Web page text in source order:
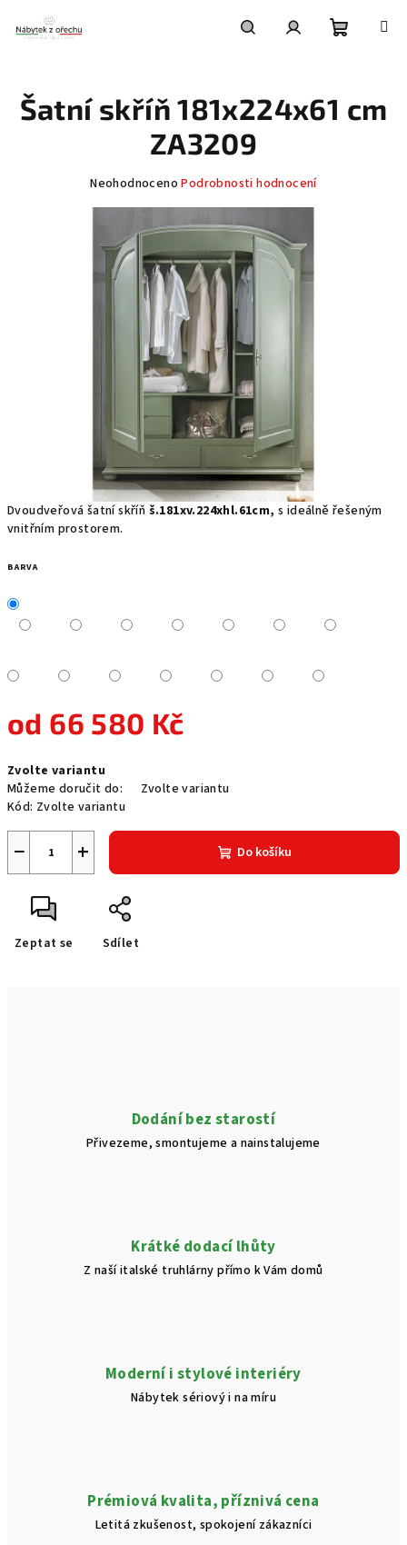
obsah
košík
Dvoudveřová šatní skříň š.181xv.224xhl.61cm, s ideálně řešeným
vnitřním prostorem.
BARVA
od 66 580 Kč
cena:
Zvolte variantu
Můžeme doručit do:
Zvolte variantu
Kód: Zvolte variantu
+
− Do košíku
Zeptat se Sdílet
Šatní skříň 181x224x61 cm
ZA3209
Průměrné
0,0
z
hvězdiček.
Neohodnoceno Podrobnosti hodnocení
Dodání bez starostí
Přivezeme, smontujeme a nainstalujeme
Krátké dodací lhůty
Z naší italské truhlárny přímo k Vám domů
Moderní i stylové interiéry
Nábytek sériový i na míru
Prémiová kvalita, příznivá cena
Letitá zkušenost, spokojení zákazníci